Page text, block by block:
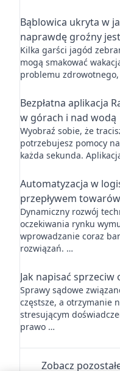
Bąblowica ukryta w
naprawdę groźny
Kilka garści jagód
mogą smakować
problemu
Bezpłatna aplikacja
w górach i nad wodą
Wyobraź sobie, że
potrzebujesz pomocy
każda sekunda.
Automatyzacja w
przepływem
Dynamiczny rozwój
oczekiwania rynku
wprowadzanie coraz
rozwiązań. …
Jak napisać sprzeciw
Sprawy sądowe
częstsze, a otrzymanie
stresującym
prawo …
Zobacz